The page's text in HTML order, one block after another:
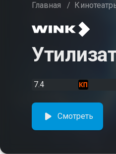
Главная /
7.4
Смотреть